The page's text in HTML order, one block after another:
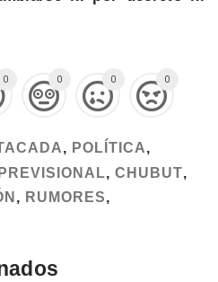
0 0 0 0
, POLÍTICA,
, CHUBUT,
, RUMORES,